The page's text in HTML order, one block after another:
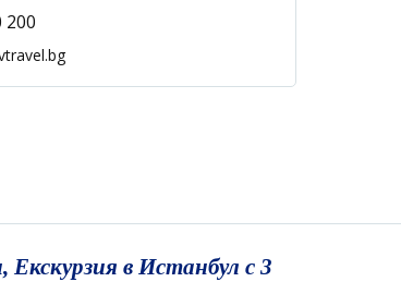
200
в Истанбул с 3